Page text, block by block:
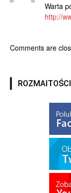
Warta
http://
Comments are
ROZMAITOŚCI